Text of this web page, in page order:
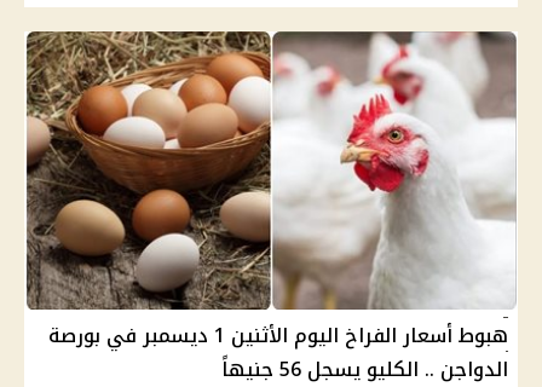
هبوط أسعار الفراخ اليوم الأثنين 1 ديسمبر في بورصة
الدواجن .. الكليو يسجل 56 جنيهاً